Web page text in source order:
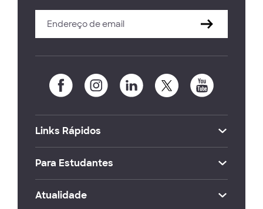
Links Rápidos
Para Estudantes
Atualidade